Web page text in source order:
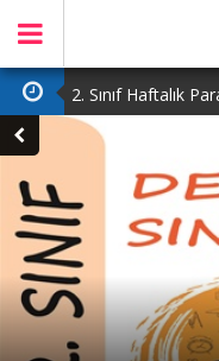
2. Sınıf Haftalık
1. Sınıf Haftalık
3. Sınıf Haftalık
4. Sınıf Haftalık
3. Sınıf Haftalık